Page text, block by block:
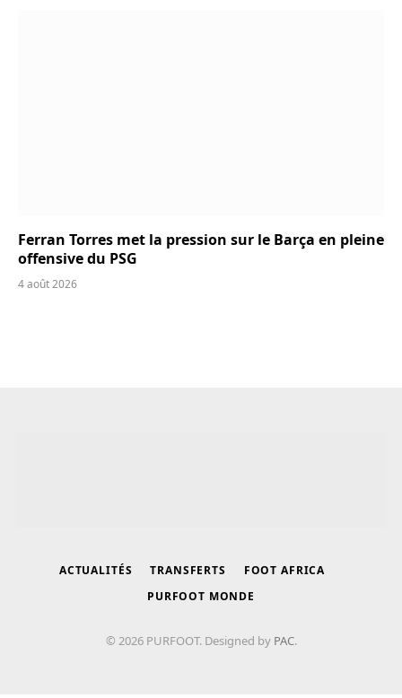
Ferran Torres met la pression sur le Barça en pleine
offensive du PSG
4 août 2026
ACTUALITÉS TRANSFERTS
FOOT AFRICA
PURFOOT MONDE
© 2026 PURFOOT. Designed by PAC.